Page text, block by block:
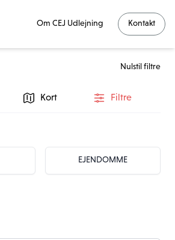
Om CEJ Udlejning Kontakt
Nulstil filtre
Kort Filtre
EJENDOMME